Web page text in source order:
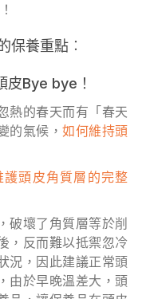
保養重點︰
皮Bye bye！
熱的春天而有「春天
的氣候， 如何維持頭
頭皮角質層的完整
破壞了角質層等於削
，反而難以抵禦忽冷
況，因此建議正常頭
由於早晚溫差大，頭